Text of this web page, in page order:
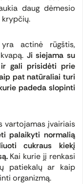
daug dėmesio
actinė rūgštis,
Ji siejama su
ir gali prisidėti prie
pat natūraliai turi
padeda slopinti
vartojamas įvairiais
palaikyti normalią
cukraus kiekį
Kai kurie jį renkasi
patiekalų ar kaip
organizmą.